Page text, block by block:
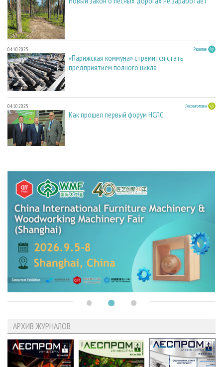
04.10.2025 Развитие
«Парижская коммуна» стремится стать
предприятием полного цикла
04.10.2025 Лесозаготовка
Как прошел первый форум НСЛС
АРХИВ ЖУРНАЛОВ